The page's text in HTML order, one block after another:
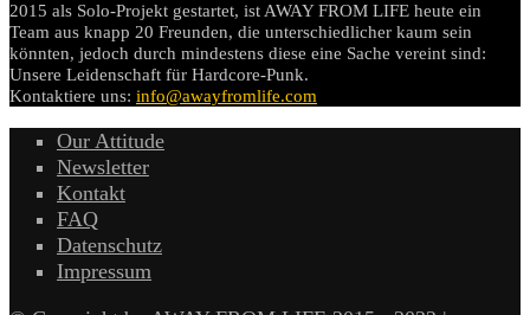
2015 als Solo-Projekt gestartet, ist AWAY FROM LIFE heute ein
Team aus knapp 20 Freunden, die unterschiedlicher kaum sein
könnten, jedoch durch mindestens diese eine Sache vereint sind:
Unsere Leidenschaft für Hardcore-Punk.
Kontaktiere uns: info@awayfromlife.com
Our Attitude
Newsletter
Kontakt
FAQ
Datenschutz
Impressum